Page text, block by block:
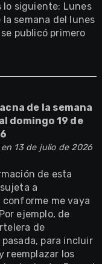
lo siguiente: Lunes
semana del lunes
publicó primero
de la semana
domingo 19 de
13 de julio de 2026
de esta
a
me vaya
ejemplo, de
de
para incluir
reemplazar los